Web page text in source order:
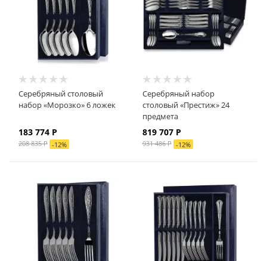
Серебряный столовый
набор «Морозко» 6 ложек
183 774 Р
208 835Р -12%
Серебряный набор
столовый «Престиж» 24
предмета
819 707Р
931 486Р -12%